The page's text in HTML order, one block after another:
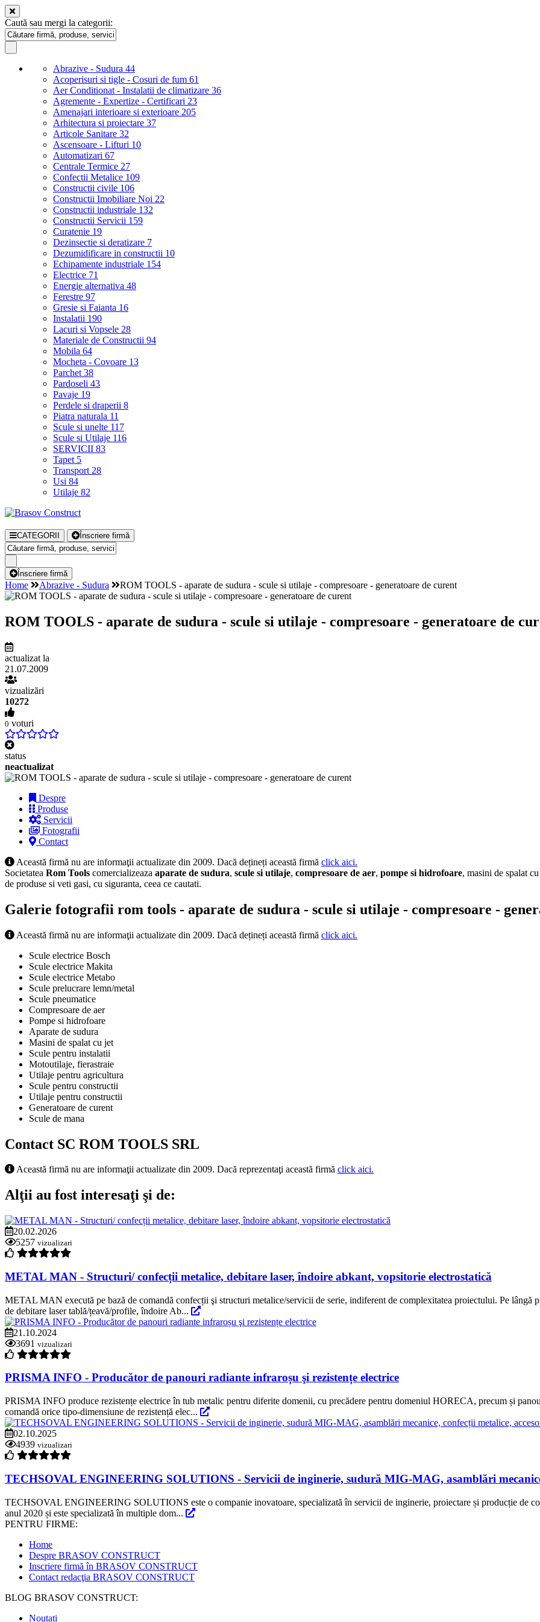
Caută sau mergi la categorii:
Abrazive - Sudura 44
Acoperisuri si tigle - Cosuri de fum 61
Aer Conditionat - Instalatii de climatizare 36
Agremente - Expertize - Certificari 23
Amenajari interioare si exterioare 205
Arhitectura si proiectare 37
Articole Sanitare 32
Ascensoare - Lifturi 10
Automatizari 67
Centrale Termice 27
Confectii Metalice 109
Constructii civile 106
Constructii Imobiliare Noi 22
Constructii industriale 132
Constructii Servicii 159
Curatenie 19
Dezinsectie si deratizare 7
Dezumidificare in constructii 10
Echipamente industriale 154
Electrice 71
Energie alternativa 48
Ferestre 97
Gresie si Faianta 16
Instalatii 190
Lacuri si Vopsele 28
Materiale de Constructii 94
Mobila 64
Mocheta - Covoare 13
Parchet 38
Pardoseli 43
Pavaje 19
Perdele si draperii 8
Piatra naturala 11
Scule si unelte 117
Scule si Utilaje 116
SERVICII 83
Tapet 5
Transport 28
Usi 84
Utilaje 82
CATEGORII Înscriere firmă
Înscriere firmă
Home Abrazive - Sudura ROM TOOLS - aparate de sudura - scule si utilaje - compresoare - generatoare de curent
ROM TOOLS - aparate de sudura - scule si utilaje - compresoare - generatoare de
actualizat la
21.07.2009
vizualizări
10272
0 voturi
status
neactualizat
Despre
Produse
Servicii
Fotografii
Contact
Această firmă nu are informaţii actualizate din 2009. Dacă dețineți această firmă click aici.
Societatea Rom Tools comercializeaza aparate de sudura, scule si utilaje, compresoare de aer, pompe si hidrofoare, masini de spalat
de produse si veti gasi, cu siguranta, ceea ce cautati.
Galerie fotografii rom tools - aparate de sudura - scule si utilaje - compresoare -
Această firmă nu are informaţii actualizate din 2009. Dacă dețineți această firmă click aici.
Scule electrice Bosch
Scule electrice Makita
Scule electrice Metabo
Scule prelucrare lemn/metal
Scule pneumatice
Compresoare de aer
Pompe si hidrofoare
Aparate de sudura
Masini de spalat cu jet
Scule pentru instalatii
Motoutilaje, fierastraie
Utilaje pentru agricultura
Scule pentru constructii
Utilaje pentru constructii
Generatoare de curent
Scule de mana
Contact SC ROM TOOLS SRL
Această firmă nu are informaţii actualizate din 2009. Dacă reprezentaţi această firmă click aici.
Alţii au fost interesaţi şi de:
20.02.2026
5257 vizualizari
METAL MAN - Structuri/ confecții metalice, debitare laser, îndoire abkant, vopsitorie electrostatică
METAL MAN execută pe bază de comandă confecții şi structuri metalice/servicii de serie, indiferent de complexitatea proiectului. Pe
de debitare laser tablă/țeavă/profile, îndoire Ab...
21.10.2024
3691 vizualizari
PRISMA INFO - Producător de panouri radiante infraroșu şi rezistențe electrice
PRISMA INFO produce rezistențe electrice în tub metalic pentru diferite domenii, cu precădere pentru domeniul HORECA, precum și
comandă orice tipo-dimensiune de rezistență elec...
02.10.2025
4939 vizualizari
TECHSOVAL ENGINEERING SOLUTIONS - Servicii de inginerie, sudură MIG-MAG, asamblări
TECHSOVAL ENGINEERING SOLUTIONS este o companie inovatoare, specializată în servicii de inginerie, proiectare și producție de
anul 2020 și este specializată în multiple dom...
PENTRU FIRME:
Home
Despre BRASOV CONSTRUCT
Inscriere firmă în BRASOV CONSTRUCT
Contact redacţia BRASOV CONSTRUCT
BLOG BRASOV CONSTRUCT:
Noutati